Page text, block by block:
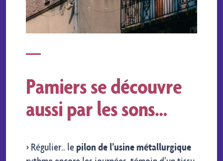
Pamiers se découvre
aussi par les sons…
> Régulier.. le pilon de l’usinemétallurgique